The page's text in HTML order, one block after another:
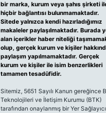
bir marka, kurum veya şahıs şirketi
hiçbir bağlantısı bulunmamaktadır.
Sitede yalnızca kendi hazırladığımız
makaleler paylaşılmaktadır. Burada
alan içerikler haber niteliği
olup, gerçek kurum ve kişiler
paylaşım yapılmamaktadır. Gerçek
kurum ve kişiler ile isim benzerlikleri
tamamen tesadüfidir.
Sitemiz, 5651 Sayılı Kanun gereğince
Teknolojileri ve İletişim Kurumu (BTK)
tarafından onaylanmış bir Yer Sağlayıcı